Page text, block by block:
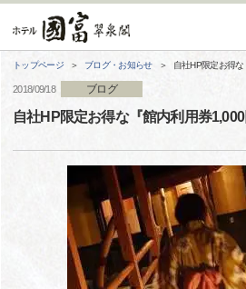
トップページ ブログ・お知らせ 自社HP限定お得
2018/09/18 ブログ
自社HP限定お得な『館内利用券